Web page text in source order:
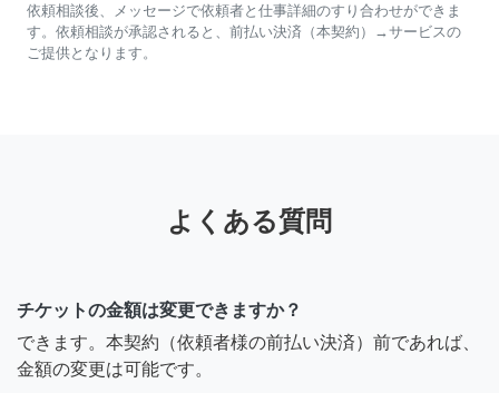
依頼相談後、メッセージで依頼者と仕事詳細のすり合わせができま
す。依頼相談が承認されると、前払い決済（本契約）→サービスの
ご提供となります。
よくある質問
チケットの金額は変更できますか？
できます。本契約（依頼者様の前払い決済）前であれば、
金額の変更は可能です。